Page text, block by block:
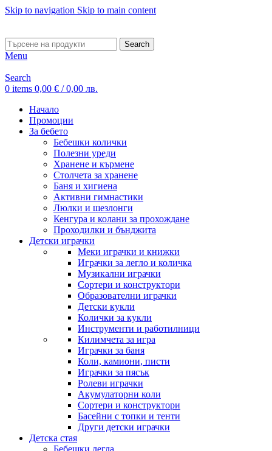
Skip to navigation Skip to main content
Search
Menu
Search
0 items 0,00 € / 0,00 лв.
Начало
Промоции
За бебето
Бебешки колички
Полезни уреди
Хранене и кърмене
Столчета за хранене
Баня и хигиена
Активни гимнастики
Люлки и шезлонги
Кенгура и колани за прохождане
Проходилки и бънджита
Детски играчки
Меки играчки и книжки
Играчки за легло и количка
Музикални играчки
Сортери и конструктори
Образователни играчки
Детски кукли
Колички за кукли
Инструменти и работилници
Килимчета за игра
Играчки за баня
Коли, камиони, писти
Играчки за пясък
Ролеви играчки
Акумулаторни коли
Сортери и конструктори
Басейни с топки и тенти
Други детски играчки
Детска стая
Бебешки легла